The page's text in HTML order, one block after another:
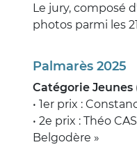
Le jury, composé
photos parmi les
Palmarès 2025
Catégorie Jeunes
• 1er prix :
• 2e prix : Théo
Belgodère »